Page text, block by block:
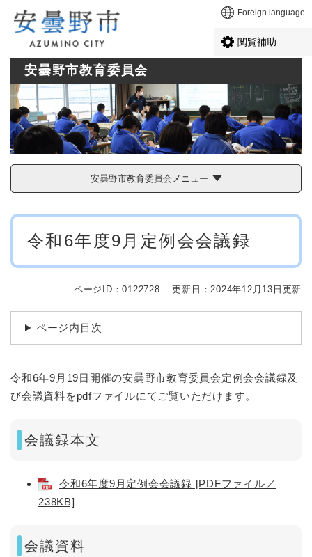
メニューを飛ばして本文へ Foreign language
閲覧補助
安曇野市教育委員会
安曇野市教育委員会メニュー
本
令和6年度9月定例会会議録
ページID：0122728 更新日：2024年12月13日更新
ページ内目次
令和6年9月19日開催の安曇野市教育委員会定例会会議録及
び会議資料をpdfファイルにてご覧いただけます。
会議録本文
令和6年度9月定例会会議録 [PDFファイル／
238KB]
会議資料